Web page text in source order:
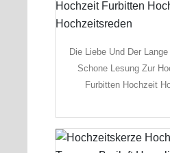
Die Liebe Und Der
Schone Lesung Zur
Furbitten Hochzeit